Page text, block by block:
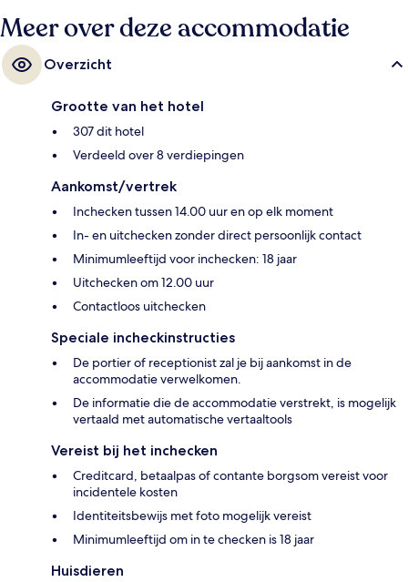
Meer over deze accommodatie
Overzicht
Grootte van het hotel
307 dit hotel
Verdeeld over 8 verdiepingen
Aankomst/vertrek
Inchecken tussen 14.00 uur en op elk moment
In- en uitchecken zonder direct persoonlijk contact
Minimumleeftijd voor inchecken: 18 jaar
Uitchecken om 12.00 uur
Contactloos uitchecken
Speciale incheckinstructies
De portier of receptionist zal je bij aankomst in de
accommodatie verwelkomen.
De informatie die de accommodatie verstrekt, is mogelijk
vertaald met automatische vertaaltools
Vereist bij het inchecken
Creditcard, betaalpas of contante borgsom vereist voor
incidentele kosten
Identiteitsbewijs met foto mogelijk vereist
Minimumleeftijd om in te checken is 18 jaar
Huisdieren